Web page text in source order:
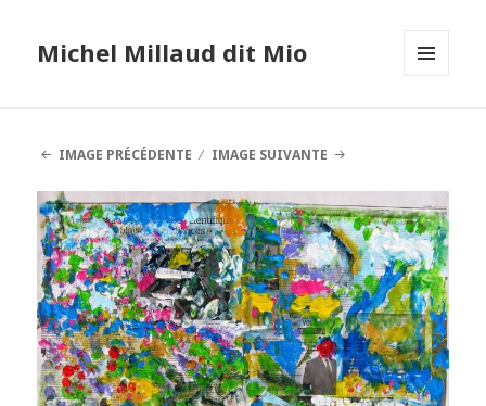
Michel Millaud dit Mio
IMAGE PRÉCÉDENTE
IMAGE SUIVANTE